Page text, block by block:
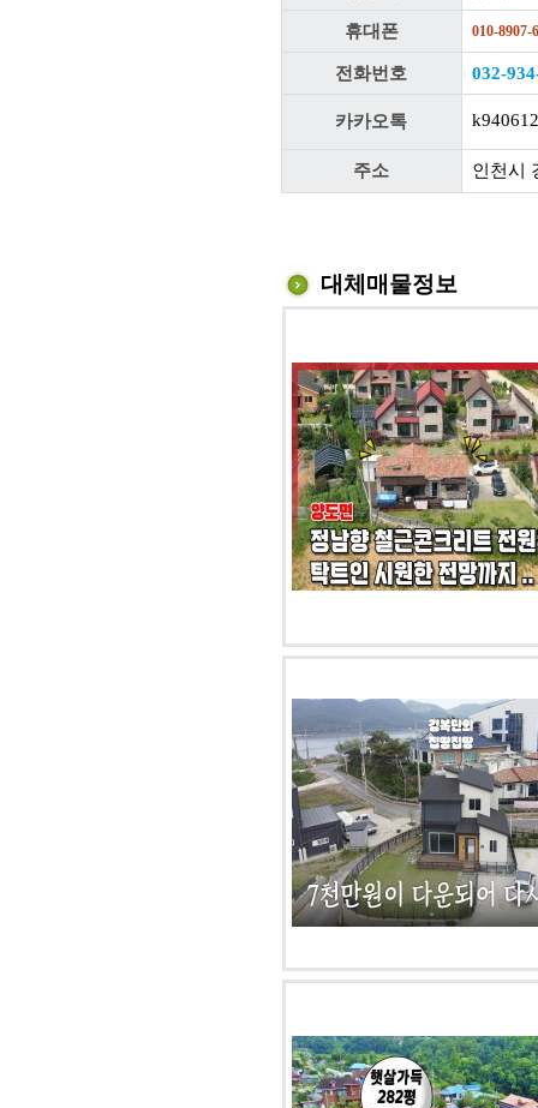
휴대폰 010-8907-
전화번호 032-
카카오톡
주소 인천시
대체매물정보